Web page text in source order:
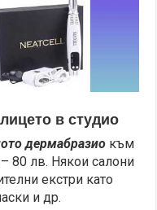
в студио
дермабразио към
80 лв. Някои салони
екстри като
и др.